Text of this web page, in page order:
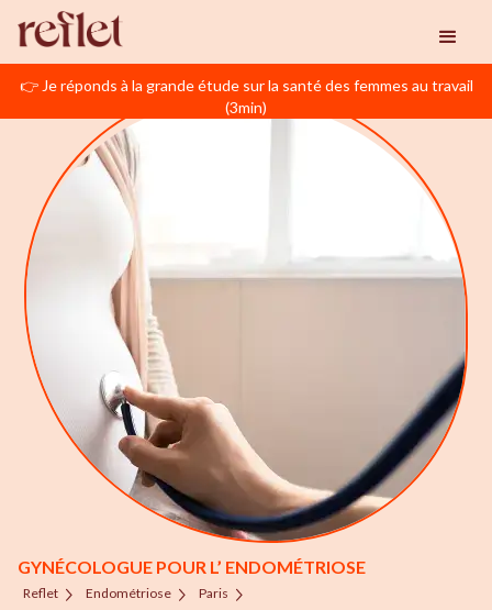
👉 Je réponds à la grande étude sur la santé des femmes au travail
(3min)
GYNÉCOLOGUE POUR L’ ENDOMÉTRIOSE
Reflet Endométriose
Paris